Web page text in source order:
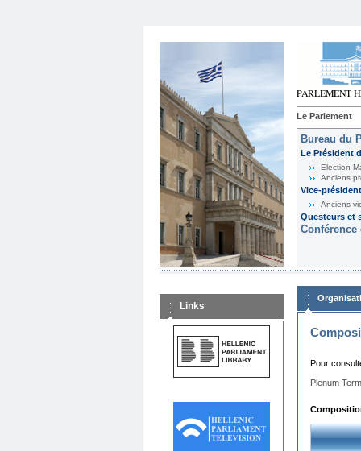
Le Parlement
Bureau du
Le Président
Election-
Anciens
Vice-
Anciens
Questeurs et
Links
Pour
Plenum